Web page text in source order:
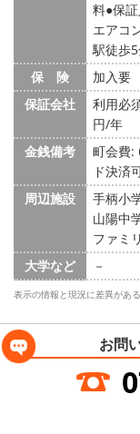
料 保
エアコ
駅徒歩5
保 険
加入要
保証会社
利用必
円/年
金銭備考
町会費:
ド決済
周辺施設
手柄小
山陽中
ファミ
大学など
－
表示の情報と現況に差異があ
お問